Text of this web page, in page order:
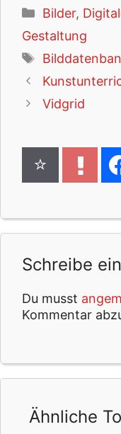
Kategorien
Bilder,
Gestaltung
Vidgrid
Schreibe
Du musst
Kommentar
Ähnliche